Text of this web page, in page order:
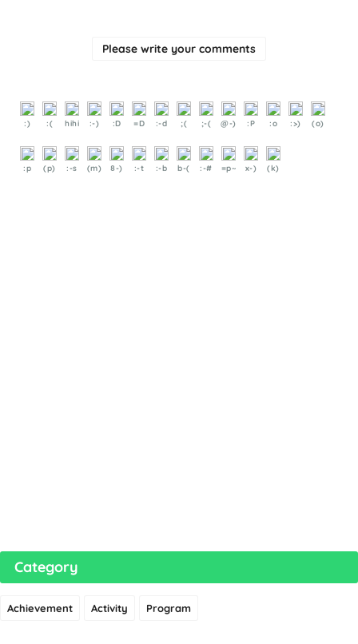
Please write your comments
:) :( hihi :-) :D =D :-d ;( ;-( @-) :P :o :>) (o)
:p (p) :-s (m) 8-) :-t :-b b-( :-# =p~ x-) (k)
Category
Achievement Activity Program